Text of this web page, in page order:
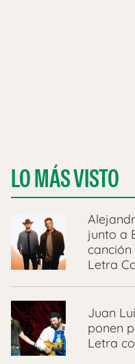
LO MÁS VISTO
junto a
canción
Letra
Juan
ponen
Letra